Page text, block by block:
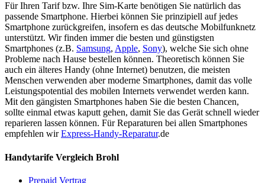
Für Ihren Tarif bzw. Ihre Sim-Karte benötigen Sie natürlich das
passende Smartphone. Hierbei können Sie prinzipiell auf jedes
Smartphone zurückgreifen, insofern es das deutsche Mobilfunknetz
unterstützt. Wir finden immer die besten und günstigsten
Smartphones (z.B. Samsung, Apple, Sony), welche Sie sich ohne
Probleme nach Hause bestellen können. Theoretisch können Sie
auch ein älteres Handy (ohne Internet) benutzen, die meisten
Menschen verwenden aber moderne Smartphones, damit das volle
Leistungspotential des mobilen Internets verwendet werden kann.
Mit den gängisten Smartphones haben Sie die besten Chancen,
sollte einmal etwas kaputt gehen, damit Sie das Gerät schnell wieder
reparieren lassen können. Für Reparaturen bei allen Smartphones
empfehlen wirExpress-Handy-Reparatur.de
Handytarife Vergleich Brohl
Prepaid Vertrag